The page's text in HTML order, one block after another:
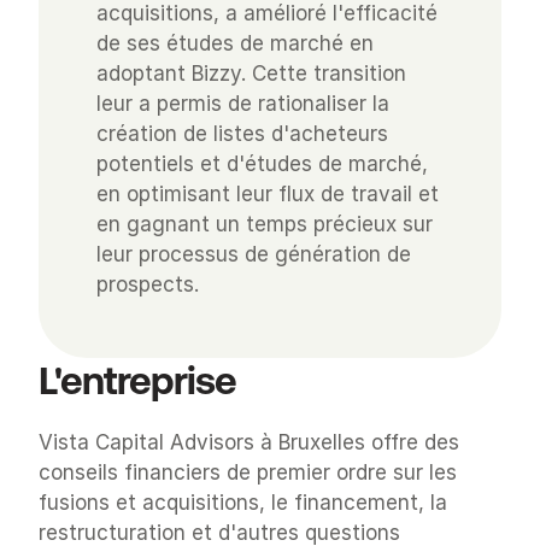
acquisitions, a amélioré l'efficacité
de ses études de marché en
adoptant Bizzy. Cette transition
leur a permis de rationaliser la
création de listes d'acheteurs
potentiels et d'études de marché,
en optimisant leur flux de travail et
en gagnant un temps précieux sur
leur processus de génération de
prospects.
L'entreprise
Vista Capital Advisors à Bruxelles offre des
conseils financiers de premier ordre sur les
fusions et acquisitions, le financement, la
restructuration et d'autres questions